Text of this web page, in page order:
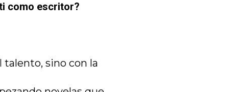
como escritor?
talento, sino con la